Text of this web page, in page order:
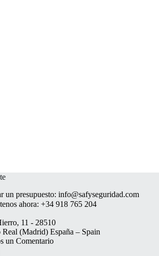
un presupuesto:info@safyseguridad.com
ahora:+34 918 765 204
11 - 28510
Real (Madrid) España – Spain
unComentario